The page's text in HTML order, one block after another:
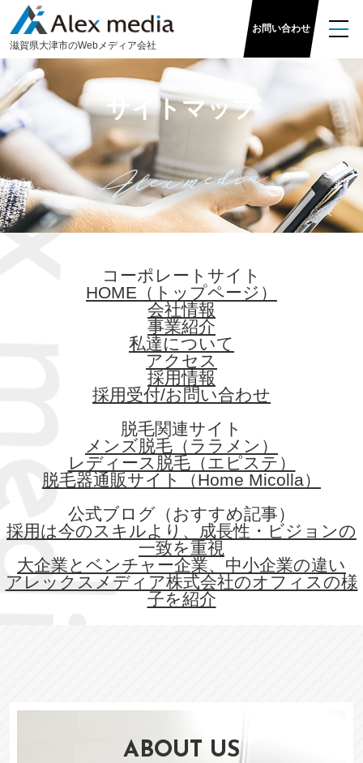
滋賀県大津市のWebメディア会社
お問い合わせ
サイトマップ
コーポレートサイト
HOME（トップページ）
会社情報
事業紹介
私達について
アクセス
採用情報
採用受付/お問い合わせ
脱毛関連サイト
メンズ脱毛（ララメン）
レディース脱毛（エピステ）
脱毛器通販サイト（Home Micolla）
公式ブログ（おすすめ記事）
採用は今のスキルより、成長性・ビジョンの
一致を重視
大企業とベンチャー企業、中小企業の違い
アレックスメディア株式会社のオフィスの様
子を紹介
ABOUT US